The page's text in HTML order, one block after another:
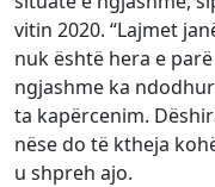
vitin 2020. “Lajmet
nuk është hera e
ngjashme ka
ta kapërcenim.
nëse do të ktheja
u shpreh ajo.